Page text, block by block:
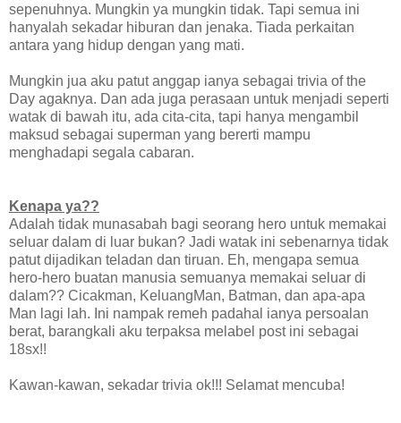
sepenuhnya. Mungkin ya mungkin tidak. Tapi semua ini
hanyalah sekadar hiburan dan jenaka. Tiada perkaitan
antara yang hidup dengan yang mati.
Mungkin jua aku patut anggap ianya sebagai trivia of the
Day agaknya. Dan ada juga perasaan untuk menjadi seperti
watak di bawah itu, ada cita-cita, tapi hanya mengambil
maksud sebagai superman yang bererti mampu
menghadapi segala cabaran.
Kenapa ya??
Adalah tidak munasabah bagi seorang hero untuk memakai
seluar dalam di luar bukan? Jadi watak ini sebenarnya tidak
patut dijadikan teladan dan tiruan. Eh, mengapa semua
hero-hero buatan manusia semuanya memakai seluar di
dalam?? Cicakman, KeluangMan, Batman, dan apa-apa
Man lagi lah. Ini nampak remeh padahal ianya persoalan
berat, barangkali aku terpaksa melabel post ini sebagai
18sx!!
Kawan-kawan, sekadar trivia ok!!! Selamat mencuba!